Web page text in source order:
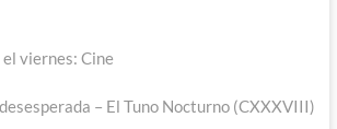
el viernes: Cine
– El Tuno Nocturno (CXXXVIII)